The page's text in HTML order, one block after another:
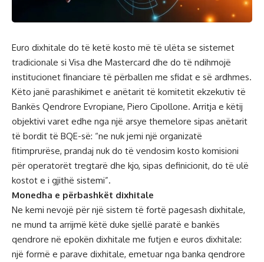
Euro dixhitale do të ketë kosto më të ulëta se sistemet
tradicionale si Visa dhe Mastercard dhe do të ndihmojë
institucionet financiare të përballen me sfidat e së ardhmes.
Këto janë parashikimet e anëtarit të komitetit ekzekutiv të
Bankës Qendrore Evropiane, Piero Cipollone. Arritja e këtij
objektivi varet edhe nga një arsye themelore sipas anëtarit
të bordit të BQE-së: “ne nuk jemi një organizatë
fitimprurëse, prandaj nuk do të vendosim kosto komisioni
për operatorët tregtarë dhe kjo, sipas definicionit, do të ulë
kostot e i gjithë sistemi”.
Monedha e përbashkët dixhitale
Ne kemi nevojë për një sistem të fortë pagesash dixhitale,
ne mund ta arrijmë këtë duke sjellë paratë e bankës
qendrore në epokën dixhitale me futjen e euros dixhitale:
një formë e parave dixhitale, emetuar nga banka qendrore